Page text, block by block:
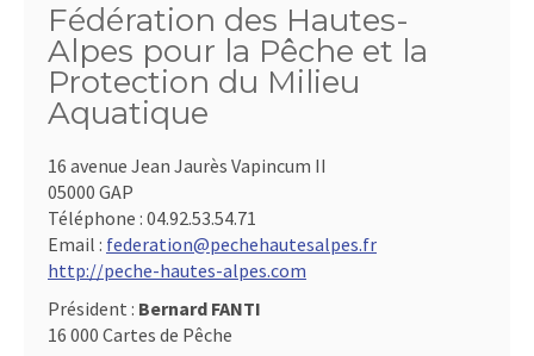
Fédération des Hautes-
Alpes pour la Pêche et la
Protection du Milieu
Aquatique
16 avenue Jean Jaurès Vapincum II
05000 GAP
Téléphone : 04.92.53.54.71
Email : federation@pechehautesalpes.fr
http://peche-hautes-alpes.com
Président : Bernard FANTI
16 000 Cartes de Pêche